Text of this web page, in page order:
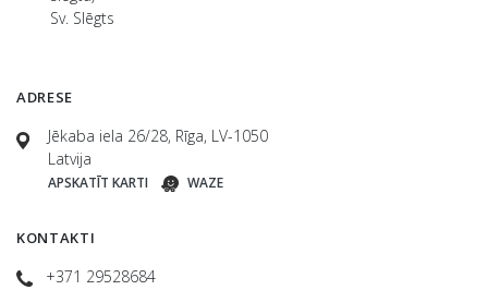
Sv. Slēgts
ADRESE
Jēkaba iela 26/28, Rīga, LV-1050
Latvija
APSKATĪT KARTI WAZE
KONTAKTI
+371 29528684